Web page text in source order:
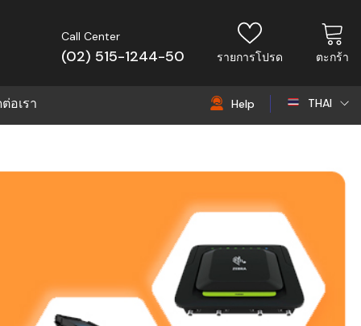
Call Center
(02) 515-1244-50 รายการโปรด ตะกร้า
อเรา Help THAI